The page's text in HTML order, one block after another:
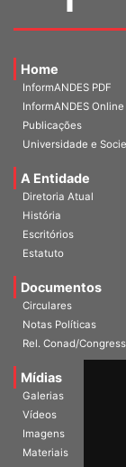
Home
InformANDES PDF
InformANDES Online
Publicações
Universidade e
A Entidade
Diretoria Atual
História
Escritórios
Estatuto
Documentos
Circulares
Notas Políticas
Rel. Conad/
Mídias
Galerias
Vídeos
Imagens
Materiais